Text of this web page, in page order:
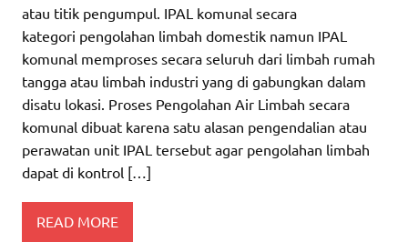
atau titik pengumpul. IPAL komunal secara
kategori pengolahan limbah domestik namun IPAL
komunal memproses secara seluruh dari limbah rumah
tangga atau limbah industri yang di gabungkan dalam
disatu lokasi. Proses Pengolahan Air Limbah secara
komunal dibuat karena satu alasan pengendalian atau
perawatan unit IPAL tersebut agar pengolahan limbah
dapat di kontrol […]
READ MORE